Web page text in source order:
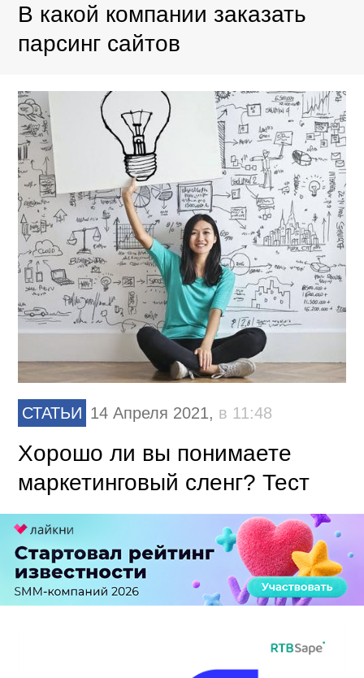
В какой компании заказать
парсинг сайтов
СТАТЬИ 14 Апреля 2021, в 11:48
Хорошо ли вы понимаете
маркетинговый сленг? Тест